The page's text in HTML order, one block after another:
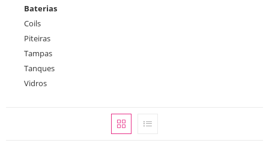
Baterias
Coils
Piteiras
Tampas
Tanques
Vidros